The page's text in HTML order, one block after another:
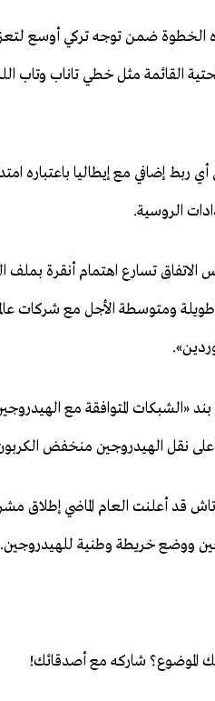
الخطوة ضمن توجه تركي أوسع
القائمة مثل خطي تاناب وتاب
أي ربط إضافي مع إيطاليا باعتباره
الروسية.
تسارع اهتمام أنقرة بملف
ومتوسطة الأجل مع شركات
«الشبكات المتوافقة مع
على نقل الهيدروجين منخفض
قد أعلنت العام الماضي إطلاق
ووضع خريطة وطنية للهيدروجين.
الموضوع؟ شاركه مع أصدقائك!